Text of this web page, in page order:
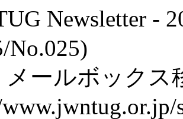
Newsletter -
No.025)
メールボックス